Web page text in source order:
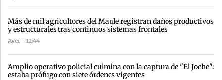
Más de mil agricultores del Maule registran daños productivos
y estructurales tras continuos sistemas frontales
Ayer | 12:44
Amplio operativo policial culmina con la captura de "El Joche":
estaba prófugo con siete órdenes vigentes